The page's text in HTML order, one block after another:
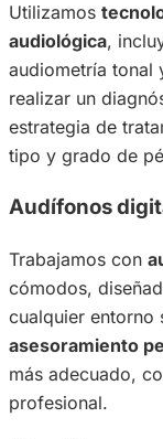
Utilizamos
audiológica,
audiometría tonal
realizar un
estrategia de
tipo y grado de
Audífonos
Trabajamos con
cómodos,
cualquier entorno
asesoramiento
más adecuado,
profesional.